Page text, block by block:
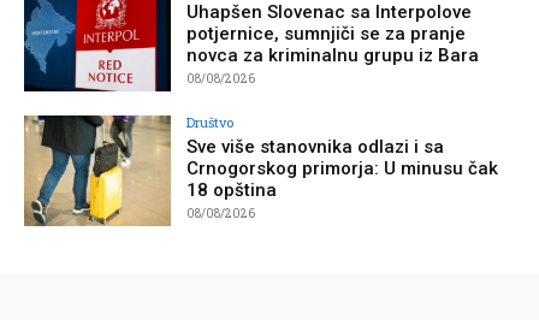
Uhapšen Slovenac sa Interpolove
potjernice, sumnjiči se za pranje
novca za kriminalnu grupu iz Bara
08/08/2026
Društvo
Sve više stanovnika odlazi i sa
Crnogorskog primorja: U minusu čak
18 opština
08/08/2026